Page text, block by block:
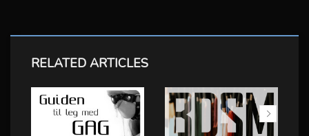
RELATED ARTICLES